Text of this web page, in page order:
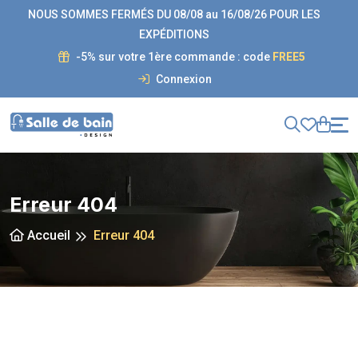
NOUS SOMMES FERMÉS DU 08/08 au 16/08/26 POUR LES
EXPÉDITIONS
-5% sur votre 1ère commande : code FREE5
Connexion
Erreur 404
Accueil Erreur 404